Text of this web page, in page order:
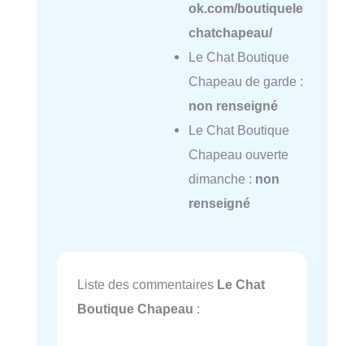
ok.com/boutiquele
chatchapeau/
Le Chat Boutique
Chapeau de garde :
non renseigné
Le Chat Boutique
Chapeau ouverte
dimanche : non
renseigné
Liste des commentaires Le Chat
Boutique Chapeau :